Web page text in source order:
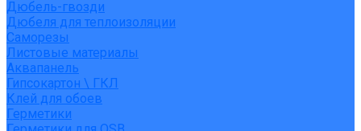
Дюбель-гвозди
Дюбеля для теплоизоляции
Саморезы
Листовые материалы
Аквапанель
Гипсокартон \ ГКЛ
Клей для обоев
Герметики